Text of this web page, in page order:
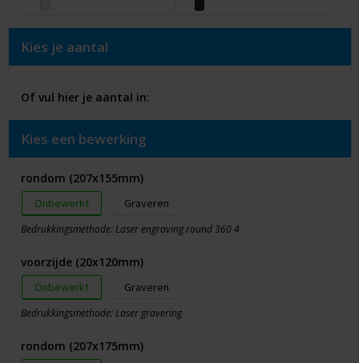
Kies je aantal
Of vul hier je aantal in:
Kies een bewerking
rondom (207x155mm)
Onbewerkt Graveren
Bedrukkingsmethode: Laser engraving round 360 4
voorzijde (20x120mm)
Onbewerkt Graveren
Bedrukkingsmethode: Laser gravering
rondom (207x175mm)